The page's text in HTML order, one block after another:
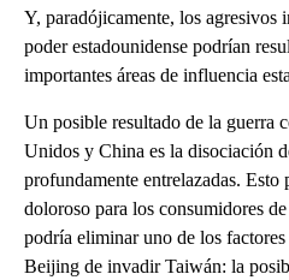
Y, paradójicamente, los agresivos
poder estadounidense podrían
importantes áreas de influencia
Un posible resultado de la guerra
Unidos y China es la disociación
profundamente entrelazadas. Esto
doloroso para los consumidores
podría eliminar uno de los
Beijing de invadir Taiwán: la